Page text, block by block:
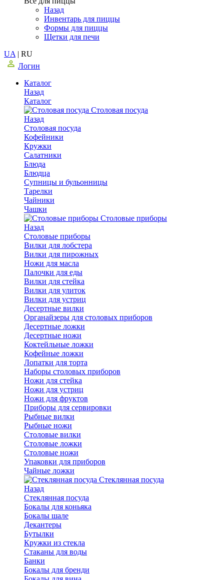
Назад
Инвентарь для пиццы
Формы для пиццы
Щетки для печи
UA | RU
Логин
Каталог
Назад
Каталог
Столовая посуда
Назад
Столовая посуда
Кофейники
Кружки
Салатники
Блюда
Блюдца
Супницы и бульонницы
Тарелки
Чайники
Чашки
Cтоловые приборы
Назад
Cтоловые приборы
Вилки для лобстера
Вилки для пирожных
Ножи для масла
Палочки для еды
Вилки для стейка
Вилки для улиток
Вилки для устриц
Десертные вилки
Органайзеры для столовых приборов
Десертные ложки
Десертные ножи
Коктейльные ложки
Кофейные ложки
Лопатки для торта
Наборы столовых приборов
Ножи для стейка
Ножи для устриц
Ножи для фруктов
Приборы для сервировки
Рыбные вилки
Рыбные ножи
Столовые вилки
Столовые ложки
Столовые ножи
Упаковки для приборов
Чайные ложки
Стеклянная посуда
Назад
Стеклянная посуда
Бокалы для коньяка
Бокалы шале
Декантеры
Бутылки
Кружки из стекла
Стаканы для воды
Банки
Бокалы для бренди